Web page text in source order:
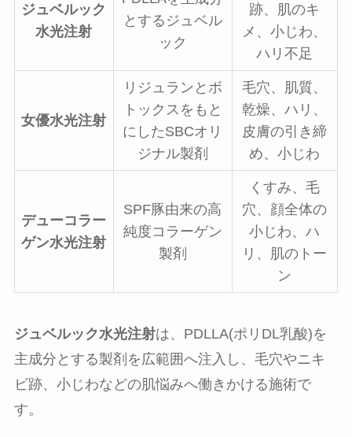
ジュベルック
水光注射
とするジュベル
ック
跡、肌のキ
メ、小じわ、
ハリ不足
女優水光注射
リジュランとボ
トックスをもと
にしたSBCオリ
ジナル製剤
毛穴、肌質、
乾燥、ハリ、
皮膚の引き締
め、小じわ
デューコラー
ゲン水光注射
SPF豚由来の高
純度コラーゲン
製剤
くすみ、毛
穴、顔全体の
小じわ、ハ
リ、肌のトー
ン
ジュベルック水光注射は、PDLLA(ポリDL乳酸)を
主成分とする製剤を広範囲へ注入し、毛穴やニキ
ビ跡、小じわなどの肌悩みへ働きかける施術で
す。